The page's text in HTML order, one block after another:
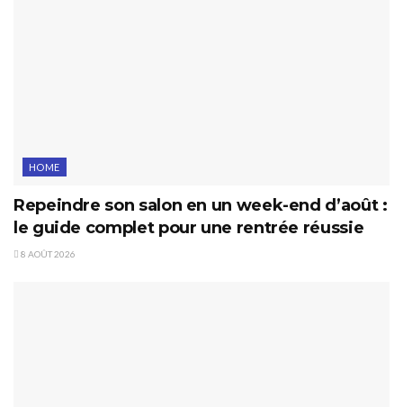
HOME
Repeindre son salon en un week-end d’août :
le guide complet pour une rentrée réussie
8 AOÛT 2026